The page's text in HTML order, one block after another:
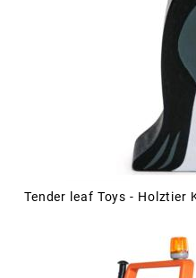
Tender leaf Toys - Holztier